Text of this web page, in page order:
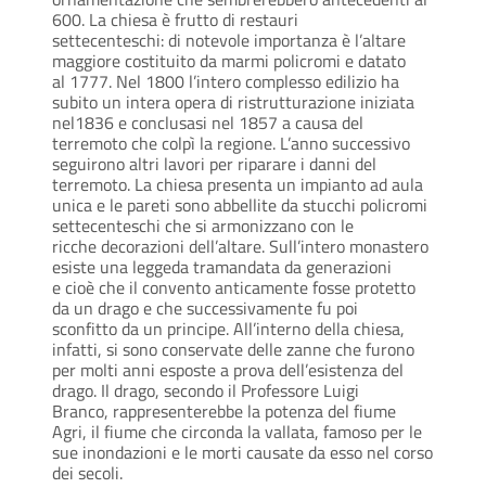
600. La chiesa è frutto di restauri
settecenteschi: di notevole importanza è l’altare
maggiore costituito da marmi policromi e datato
al 1777. Nel 1800 l’intero complesso edilizio ha
subito un intera opera di ristrutturazione iniziata
nel1836 e conclusasi nel 1857 a causa del
terremoto che colpì la regione. L’anno successivo
seguirono altri lavori per riparare i danni del
terremoto. La chiesa presenta un impianto ad aula
unica e le pareti sono abbellite da stucchi policromi
settecenteschi che si armonizzano con le
ricche decorazioni dell’altare. Sull’intero monastero
esiste una leggeda tramandata da generazioni
e cioè che il convento anticamente fosse protetto
da un drago e che successivamente fu poi
sconfitto da un principe. All’interno della chiesa,
infatti, si sono conservate delle zanne che furono
per molti anni esposte a prova dell’esistenza del
drago. Il drago, secondo il Professore Luigi
Branco, rappresenterebbe la potenza del fiume
Agri, il fiume che circonda la vallata, famoso per le
sue inondazioni e le morti causate da esso nel corso
dei secoli.